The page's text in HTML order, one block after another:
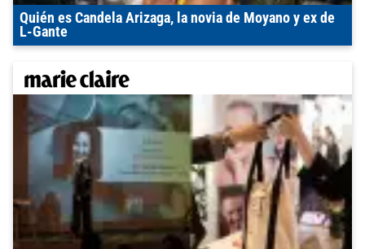
Quién es Candela Arizaga, la novia de Moyano y ex de
L-Gante